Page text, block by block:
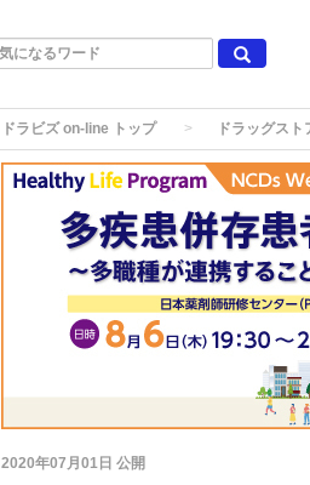
ドラビズ on-line トップ ドラッグスト
2020年07月01日 公開